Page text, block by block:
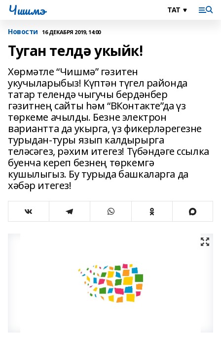
Чишмэ
Новости 16 ДЕКАБРЯ 2019, 14:00
Туган телдә укыйк!
Хөрмәтле “Чишмә” гәзитен
укучыларыбыз! Күптән түгел районда
татар телендә чыгучы бердәнбер
гәзитнең сайты һәм “ВКонтакте”да үз
төркеме ачылды. Безне электрон
вариантта да укырга, үз фикерләрегезне
турыдан-туры язып калдырырга
теләсәгез, рәхим итегез! Түбәндәге ссылка
буенча кереп безнең төркемгә
кушылыгыз. Бу турыда башкаларга да
хәбәр итегез!